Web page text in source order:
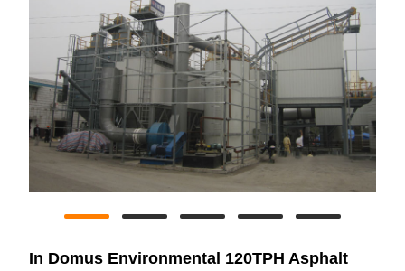
In Domus Environmental 120TPH Asphalt